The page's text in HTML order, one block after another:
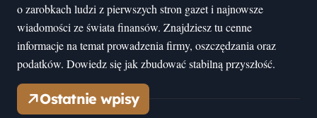
o zarobkach ludzi z pierwszych stron gazet i najnowsze
wiadomości ze świata finansów. Znajdziesz tu cenne
informacje na temat prowadzenia firmy, oszczędzania oraz
podatków. Dowiedz się jak zbudować stabilną przyszłość.
Ostatnie wpisy